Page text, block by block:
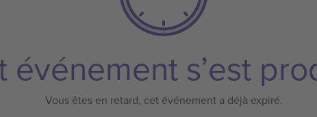
événement s’est
Vous êtes en retard, cet événement a déjà expiré.